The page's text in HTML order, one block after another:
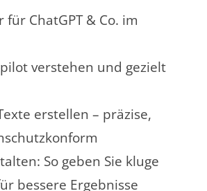
ChatGPT & Co. im
verstehen und gezielt
erstellen – präzise,
So geben Sie kluge
bessere Ergebnisse